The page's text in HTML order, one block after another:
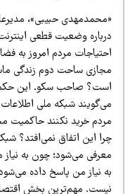
وضعیت قطعی اینترنت و
مردم امروز به فضای
ساحت دوم زندگی ماست.
صاحب سکو. این حکمرانی
شبکه ملی اطلاعات
خرید نکنند حاکمیت مجبور
این اتفاق نمی‌افتد؟ شبکه
می‌شود؛ چون به نیاز
نیاز من پاسخ داده می‌شود
مهم‌ترین بخش اقتصاد